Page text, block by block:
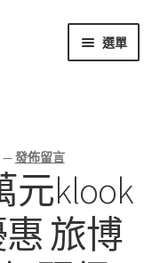
選單
—發佈留言
元klook
旅博